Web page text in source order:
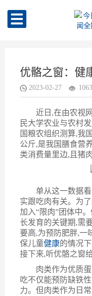
优骼之窗：健
2023-02-27 1063
近日,在由农视
民大学农业与农村
国粮农组织测算,我国
公斤,是我国 膳食营
类消费量里边, 且 猪
单从这一数据
实跟吃肉有关。 为
加入“限肉”团体中。
长发育的关键期,需
要高,为预防肥胖,一
保儿童健康的情况
接下来,听优骼之窗
肉类作为优质
吃不仅能预防缺铁
力。但肉类作为日